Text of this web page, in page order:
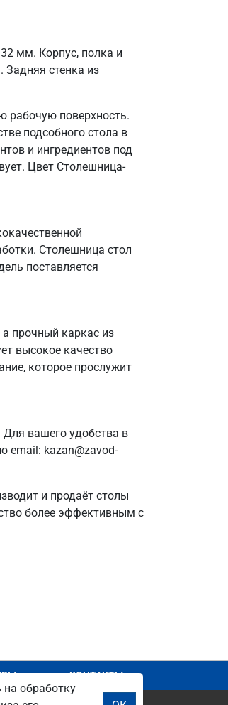
мм. Корпус, полка и
стенка из
рабочую поверхность.
подсобного стола в
и ингредиентов под
Цвет Столешница-
Столешница стол
поставляется
прочный каркас из
высокое качество
которое прослужит
вашего удобства в
email: kazan@zavod-
и продаёт столы
более эффективным с
КОНТАКТЫ
обработку